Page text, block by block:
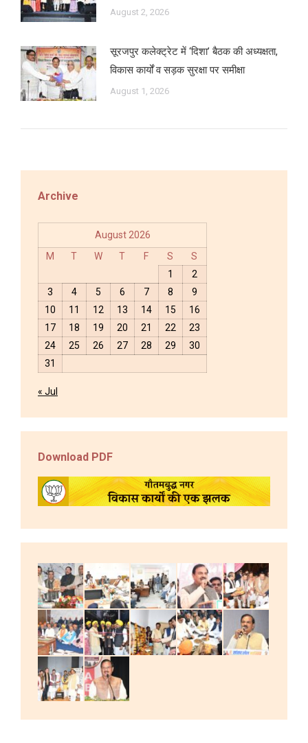
August 2, 2026
सूरजपुर कलेक्ट्रेट में ‘दिशा’ बैठक की अध्यक्षता,
विकास कार्यों व सड़क सुरक्षा पर समीक्षा
August 1, 2026
Archive
August 2026
M
T W T F S
S
1
2
3
4 5 6 7 8
9
10
11 12 13 14 15
16
17
18 19 20 21 22
23
24
25 26 27 28 29
30
31
« Jul
Download PDF